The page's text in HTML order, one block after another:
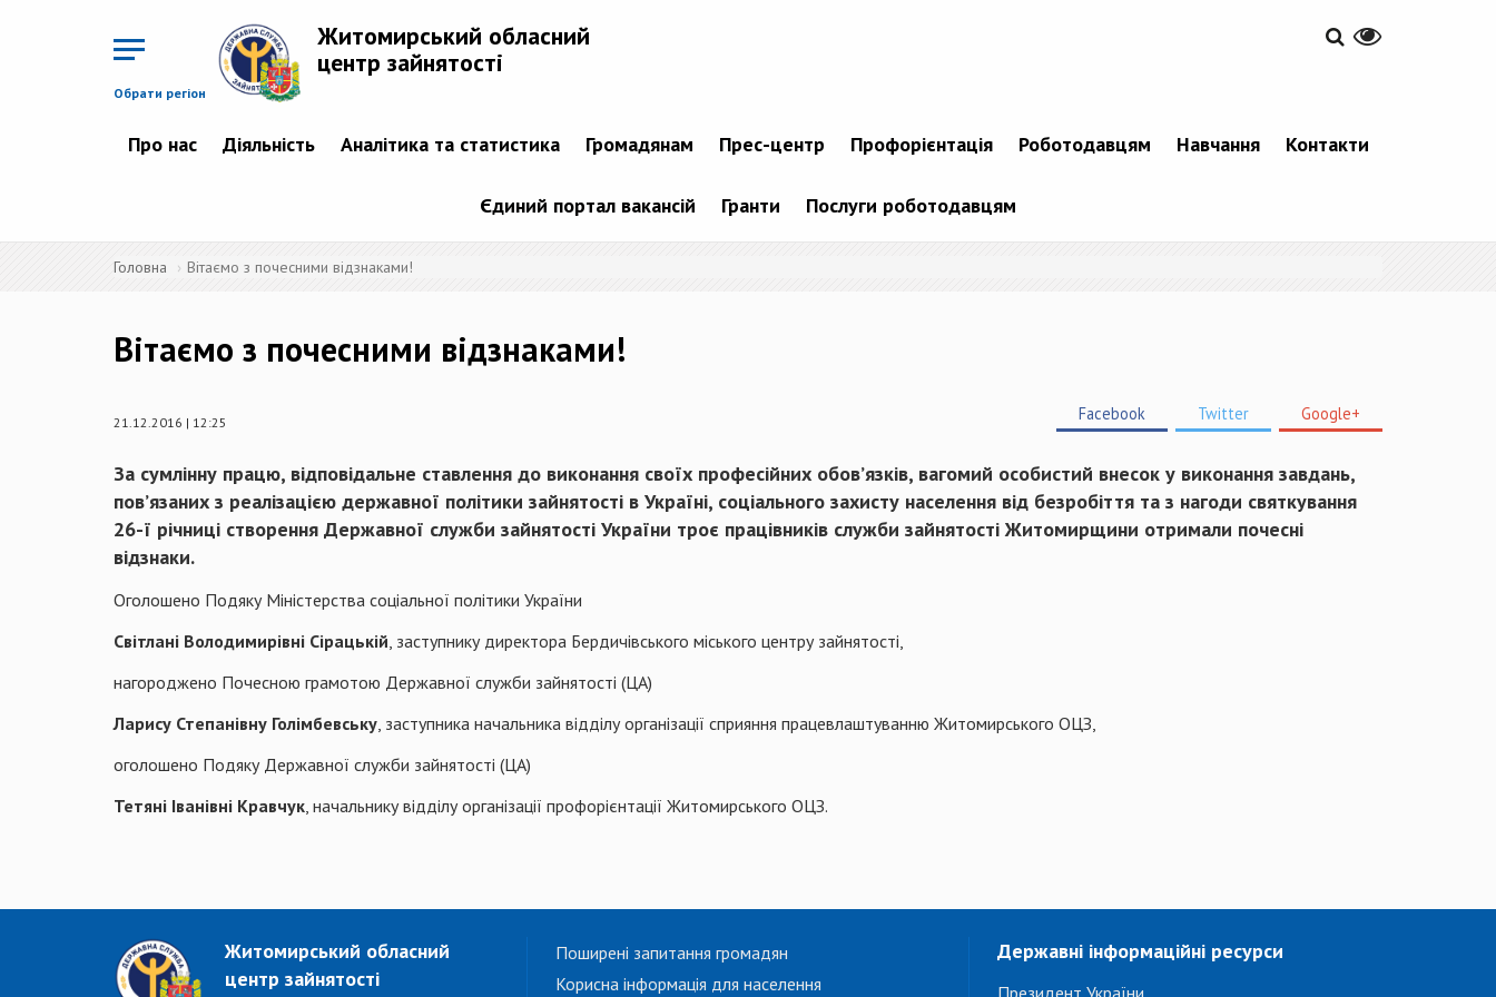
Обрати регіон
Житомирський обласний
центр зайнятості
Про нас Діяльність Аналітика та статистика Громадянам Прес-центр Профорієнтація Роботодавцям Навчання Контакти
Єдиний портал вакансій Гранти Послуги роботодавцям
Головна Вітаємо з почесними відзнаками!
Вітаємо з почесними відзнаками!
21.12.2016 | 12:25 Facebook Twitter Google+
За сумлінну працю, відповідальне ставлення до виконання своїх професійних обов’язків, вагомий особистий внесок у виконання завдань,
пов’язаних з реалізацією державної політики зайнятості в Україні, соціального захисту населення від безробіття та з нагоди святкування
26-ї річниці створення Державної служби зайнятості України троє працівників служби зайнятості Житомирщини отримали почесні
відзнаки.
Оголошено Подяку Міністерства соціальної політики України
Світлані Володимирівні Сірацькій, заступнику директора Бердичівського міського центру зайнятості,
нагороджено Почесною грамотою Державної служби зайнятості (ЦА)
Ларису Степанівну Голімбевську, заступника начальника відділу організації сприяння працевлаштуванню Житомирського ОЦЗ,
оголошено Подяку Державної служби зайнятості (ЦА)
Тетяні Іванівні Кравчук, начальнику відділу організації профорієнтації Житомирського ОЦЗ.
Житомирський обласний
центр зайнятості
Поширені запитання громадян
Корисна інформація для населення
Державні інформаційні ресурси